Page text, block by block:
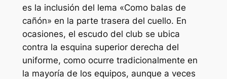
es la inclusión del lema «Como balas de
cañón» en la parte trasera del cuello. En
ocasiones, el escudo del club se ubica
contra la esquina superior derecha del
uniforme, como ocurre tradicionalmente en
la mayoría de los equipos, aunque a veces